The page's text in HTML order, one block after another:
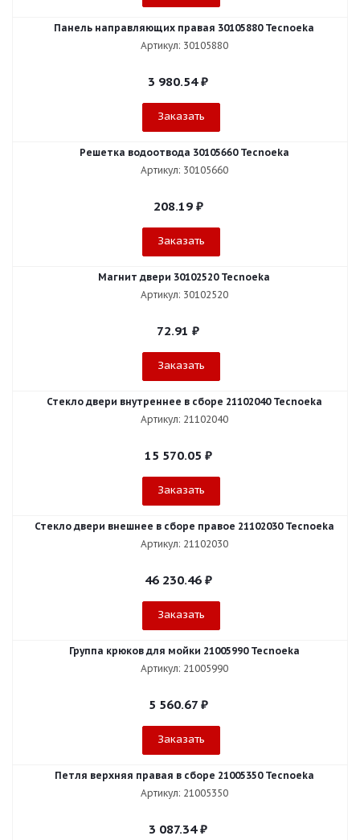
Панель направляющих правая 30105880 Tecnoeka
Артикул: 30105880
3 980.54₽
Заказать
Решетка водоотвода 30105660 Tecnoeka
Артикул: 30105660
208.19₽
Заказать
Магнит двери 30102520 Tecnoeka
Артикул: 30102520
72.91 ₽
Заказать
Стекло двери внутреннее в сборе 21102040 Tecnoeka
Артикул: 21102040
15 570.05 ₽
Заказать
Стекло двери внешнее в сборе правое 21102030 Tecnoeka
Артикул: 21102030
46 230.46₽
Заказать
Группа крюков для мойки 21005990 Tecnoeka
Артикул: 21005990
5 560.67₽
Заказать
Петля верхняя правая в сборе 21005350 Tecnoeka
Артикул: 21005350
3 087.34₽